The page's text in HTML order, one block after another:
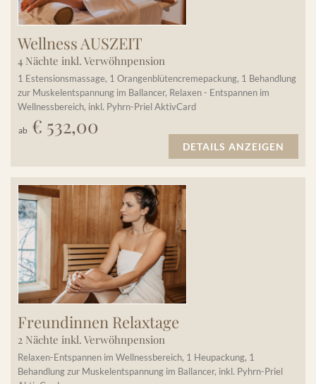
Wellness AUSZEIT
4 Nächte inkl. Verwöhnpension
1 Estensionsmassage, 1 Orangenblütencremepackung, 1 Behandlung
zur Muskelentspannung im Ballancer, Relaxen - Entspannen im
Wellnessbereich, inkl. Pyhrn-Priel AktivCard
ab € 532,00
DETAILS ANZEIGEN
Freundinnen Relaxtage
2 Nächte inkl. Verwöhnpension
Relaxen-Entspannen im Wellnessbereich, 1 Heupackung, 1
Behandlung zur Muskelentspannung im Ballancer, inkl. Pyhrn-Priel